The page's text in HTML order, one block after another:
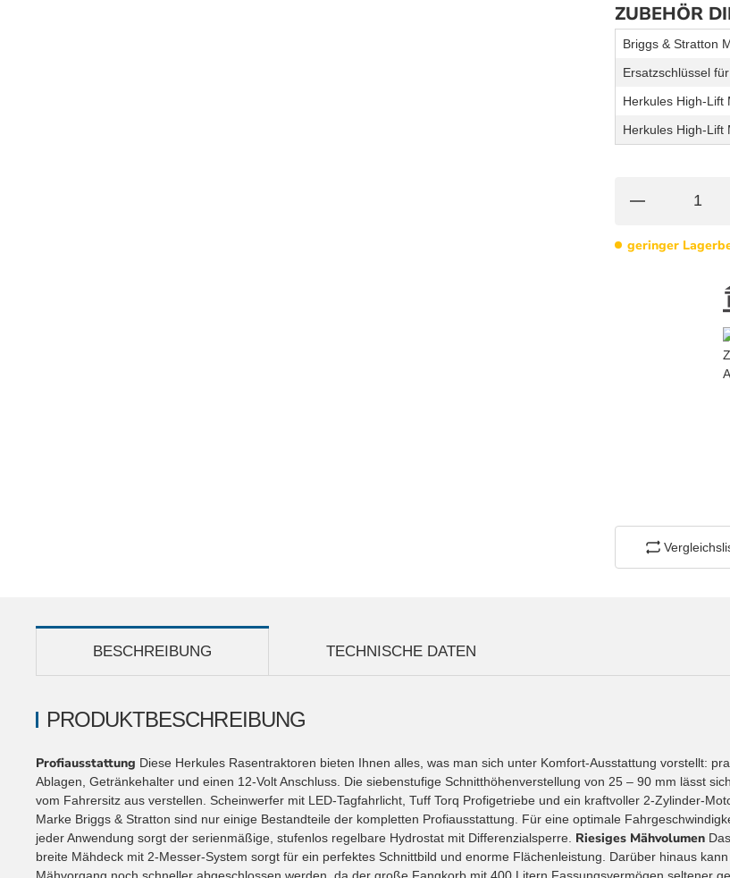
ZUBEHÖR
Briggs & Stratton
Ersatzschlüssel
Herkules High-Lift
Herkules High-Lift
geringer
TECHNISCHE DATEN
BESCHREIBUNG
PRODUKTBESCHREIBUNG
Profiausstattung Diese Herkules Rasentraktoren bieten Ihnen alles, was man sich unter Komfort-Ausstattung vorstellt:
Ablagen, Getränkehalter und einen 12-Volt Anschluss. Die siebenstufige Schnitthöhenverstellung von 25 – 90 mm lässt
vom Fahrersitz aus verstellen. Scheinwerfer mit LED-Tagfahrlicht, Tuff Torq Profigetriebe und ein kraftvoller 2-Zylinder-
Marke Briggs & Stratton sind nur einige Bestandteile der kompletten Profiausstattung. Für eine optimale
jeder Anwendung sorgt der serienmäßige, stufenlos regelbare Hydrostat mit Differenzialsperre. Riesiges Mähvolumen
breite Mähdeck mit 2-Messer-System sorgt für ein perfektes Schnittbild und enorme Flächenleistung. Darüber hinaus
Mähvorgang noch schneller abgeschlossen werden, da der große Fangkorb mit 400 Litern Fassungsvermögen seltener